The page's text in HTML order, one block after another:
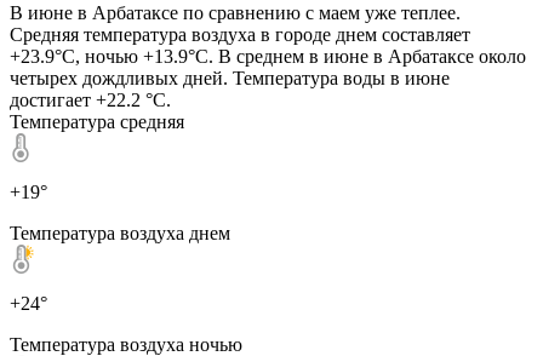
В июне в Арбатаксе по сравнению с маем уже теплее.
Средняя температура воздуха в городе днем составляет
+23.9°C, ночью +13.9°C. В среднем в июне в Арбатаксе около
четырех дождливых дней. Температура воды в июне
достигает +22.2 °C.
Температура средняя
+19°
Температура воздуха днем
+24°
Температура воздуха ночью